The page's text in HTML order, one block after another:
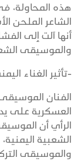
هذه المحاولة،
الشاعر الملحن
أنها آلت إلى
والموسيقى
-تأثير الغناء
الفنان
العسكرية على
الرأي أن
الشعبية
والموسيقى